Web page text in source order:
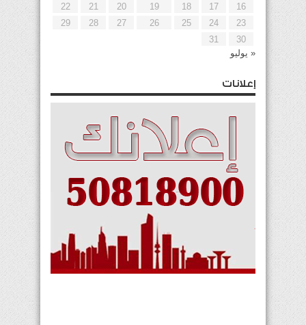
16
17
18
19
20
21
22
23
24
25
26
27
28
29
30
31
« يوليو
إعلانات